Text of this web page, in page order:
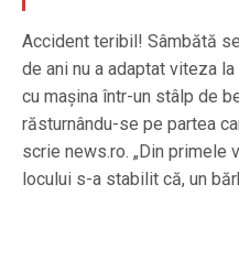
Accident teribil! Sâmbătă
de ani nu a adaptat viteza
cu maşina într-un stâlp de
răsturnându-se pe partea
scrie news.ro. „Din
locului s-a stabilit că, un